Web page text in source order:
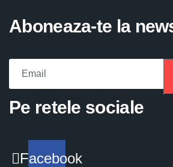
Aboneaza-te la
Pe retele sociale
Facebook